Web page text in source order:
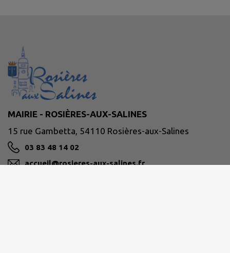
MAIRIE - ROSIÈRES-AUX-SALINES
15 rue Gambetta, 54110 Rosières-aux-Salines
03 83 48 14 02
accueil@rosieres-aux-salines.fr